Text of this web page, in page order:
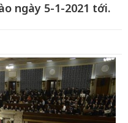
ngày 5-1-2021 tới.